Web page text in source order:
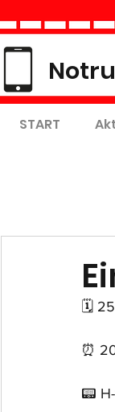
START
🗓
⏰
📟 H-